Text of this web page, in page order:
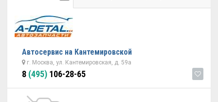
Автосервис на Кантемировской
г. Москва, ул. Кантемировская, д. 59а
8 (495) 106-28-65